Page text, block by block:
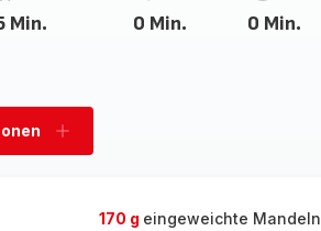
Min. 0 Min. 0 Min.
Personen
170 g eingeweichte Mandeln